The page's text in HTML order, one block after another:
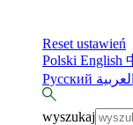
Reset ustawień
Polski English
Русский
wyszukaj